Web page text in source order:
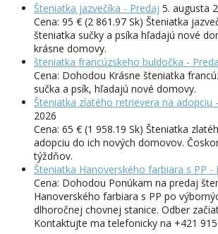
Šteniatka jazvečíka - Predaj 5. augusta
Cena: 95 € (2 861.97 Sk) Šteniatka
šteniatka sučky a psíka hľadajú nové
krásne domovy.
šteniatka francúzskeho buldočka -
Cena: Dohodou Krásne šteniatka
sučka a psík, hľadajú nové domovy.
Šteniatka zlatého retrievera na adopciu
2026
Cena: 65 € (1 958.19 Sk) Šteniatka
adopciu do ich nových domovov.
týždňov.
Šteniatka Hanoverského farbiara s PP -
Cena: Dohodou Ponúkam na predaj
Hanoverského farbiara s PP po
dlhoročnej chovnej stanice. Odber
Kontaktujte ma telefonicky na +421